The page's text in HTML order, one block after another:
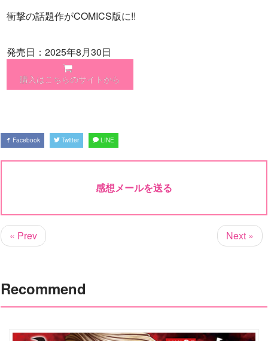
衝撃の話題作がCOMICS版に!!
発売日：2025年8月30日
購入はこちらのサイトから
Facebook Twitter LINE
感想メールを送る
« Prev Next »
Recommend